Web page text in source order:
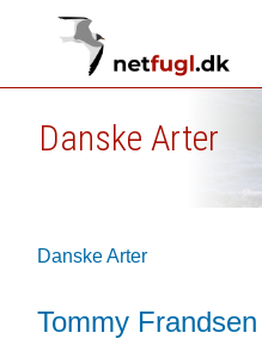
Danske Arter
Danske Arter
Tommy Frandsen